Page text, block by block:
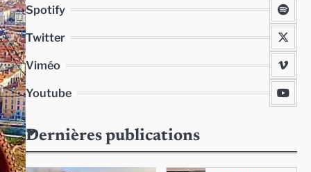
Spotify
Twitter
Viméo
Youtube
Dernières publications